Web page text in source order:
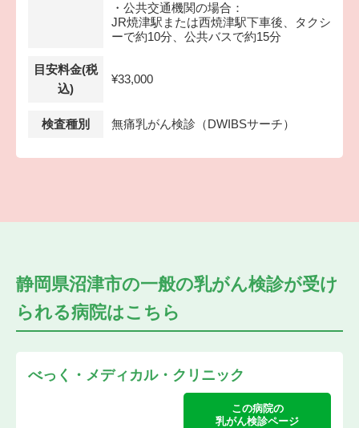
・公共交通機関の場合：
JR焼津駅または西焼津駅下車後、タクシ
ーで約10分、公共バスで約15分
目安料金(税
込)
¥33,000
検査種別 無痛乳がん検診（DWIBSサーチ）
静岡県沼津市の一般の乳がん検診が受け
られる病院はこちら
べっく・メディカル・クリニック
この病院の
乳がん検診ページ